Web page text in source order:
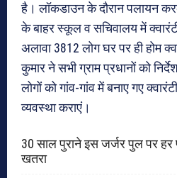
है। लॉकडाउन के दौरान पलायन
के बाहर स्कूल व सचिवालय में
अलावा 3812 लोग घर पर ही होम
कुमार ने सभी ग्राम प्रधानों को
लोगों को गांव-गांव में बनाए गए
व्यवस्था कराएं।
30 साल पुराने इस जर्जर पुल पर हर
खतरा